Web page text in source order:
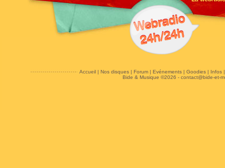
Accueil| Nos disques| Forum| Evénements| Goodies| Infos
Bide & Musique ©2026 - contact@bide-et-